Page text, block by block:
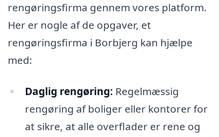
rengøringsfirma gennem vores platform.
Her er nogle af de opgaver, et
rengøringsfirma i Borbjerg kan hjælpe
med:
Daglig rengøring: Regelmæssig
rengøring af boliger eller kontorer for
at sikre, at alle overflader er rene og